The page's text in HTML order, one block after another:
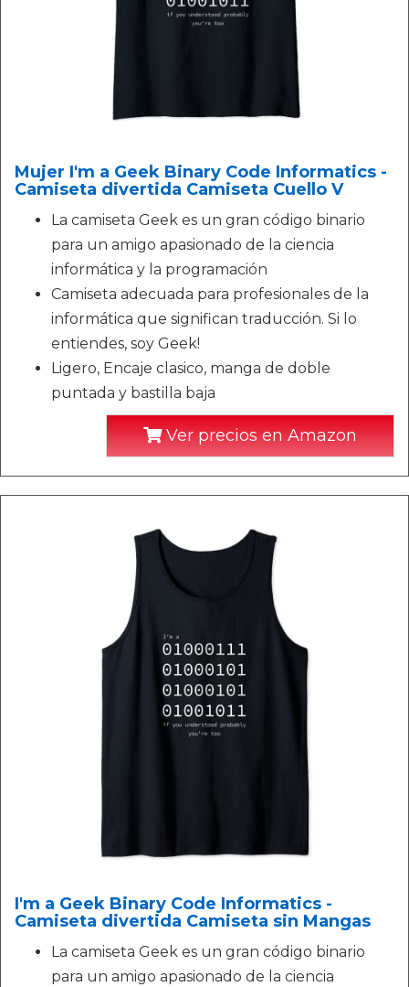
Mujer I'm a Geek Binary Code Informatics -
Camiseta divertida Camiseta Cuello V
La camiseta Geek es un gran código binario
para un amigo apasionado de la ciencia
informática y la programación
Camiseta adecuada para profesionales de la
informática que significan traducción. Si lo
entiendes, soy Geek!
Ligero, Encaje clasico, manga de doble
puntada y bastilla baja
Ver precios en Amazon
I'm a Geek Binary Code Informatics -
Camiseta divertida Camiseta sin Mangas
La camiseta Geek es un gran código binario
para un amigo apasionado de la ciencia